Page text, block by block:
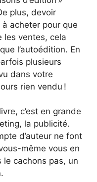
plus, devoir
à acheter pour que
les ventes, cela
l’autoédition. En
plusieurs
dans votre
rien vendu !
c’est en grande
la publicité.
d’auteur ne font
même vous en
le cachons pas, un